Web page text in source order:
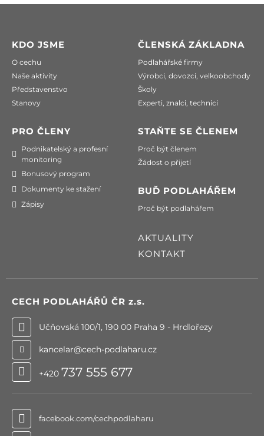
KDO JSME
O cechu
Naše aktivity
Představenstvo
Stanovy
PRO ČLENY
Podnikatelský a profesní
monitoring
Bonusový program
Dokumenty ke stažení
Zápisy
ČLENSKÁ ZÁKLADNA
Podlahářské firmy
Výrobci, dovozci, velkoobchody
Školy
Experti, znalci, technici
STAŇTE SE ČLENEM
Proč být členem
Žádost o přijetí
BUĎ PODLAHÁŘEM
Proč být podlahářem
AKTUALITY
KONTAKT
CECH PODLAHÁŘŮ ČR z.s.
Učňovská 100/1, 190 00 Praha 9 - Hrdlořezy
kancelar@cech-podlaharu.cz
+420 737 555 677
facebook.com/cechpodlaharu